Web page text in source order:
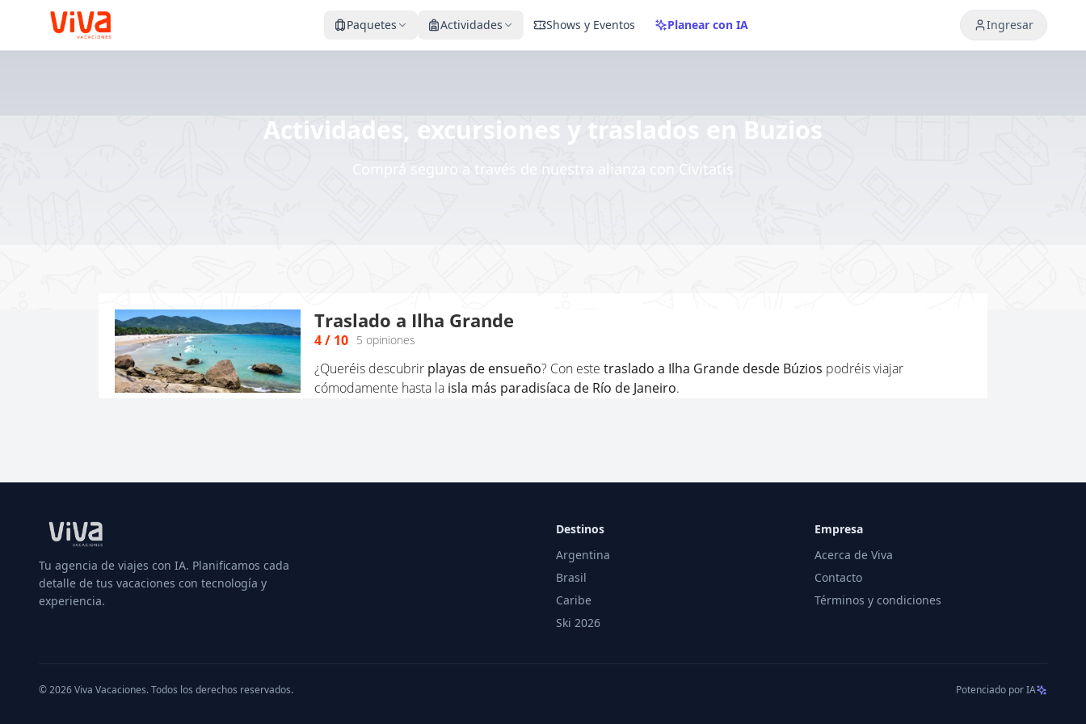
Paquetes Actividades Shows y Eventos Planear con IA Ingresar
Actividades, excursiones y traslados en Buzios
Comprá seguro a través de nuestra alianza con Civitatis
Tu agencia de viajes con IA. Planificamos cada
detalle de tus vacaciones con tecnología y
experiencia.
Destinos
Argentina
Brasil
Caribe
Ski 2026
Empresa
Acerca de Viva
Contacto
Términos y condiciones
© 2026 Viva Vacaciones. Todos los derechos reservados. Potenciado por IA